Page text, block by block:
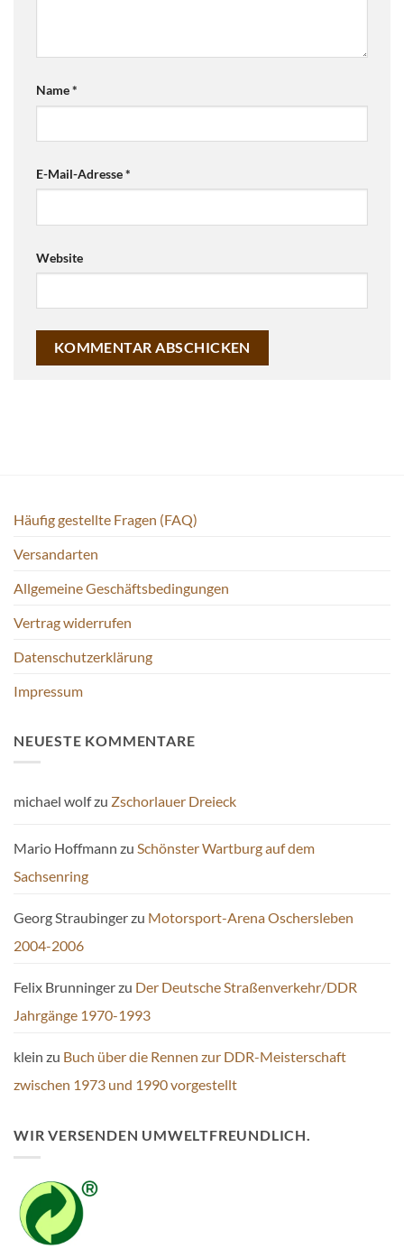
Name*
E-Mail-Adresse*
Website
Häufig gestellte Fragen (FAQ)
Versandarten
Allgemeine Geschäftsbedingungen
Vertrag widerrufen
Datenschutzerklärung
Impressum
NEUESTE KOMMENTARE
michael wolfzu Zschorlauer Dreieck
Mario Hoffmann zu Schönster Wartburg auf dem
Sachsenring
Georg Straubingerzu Motorsport-Arena Oschersleben
2004-2006
Felix Brunningerzu Der Deutsche Straßenverkehr/DDR
Jahrgänge 1970-1993
klein zu Buch über die Rennen zur DDR-Meisterschaft
zwischen 1973 und 1990 vorgestellt
WIR VERSENDEN UMWELTFREUNDLICH.